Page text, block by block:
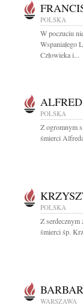
POLSKA
W poczuciu
Wspaniałego
Człowieka i...
POLSKA
Z ogromnym
śmierci
POLSKA
Z
śmierci śp.
WARSZAWA